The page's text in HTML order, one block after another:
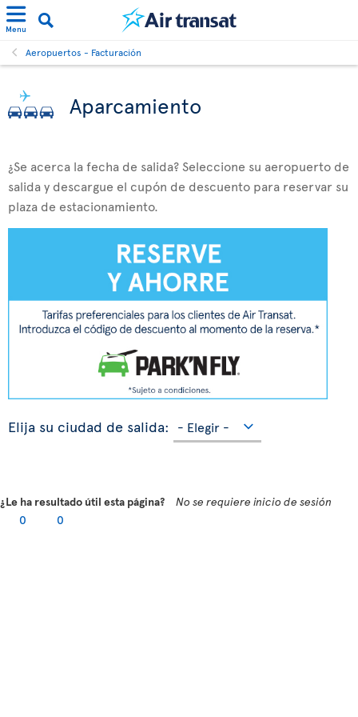
Menu
Aeropuertos - Facturación
Aparcamiento
¿Se acerca la fecha de salida? Seleccione su aeropuerto de
salida y descargue el cupón de descuento para reservar su
plaza de estacionamiento.
Elija su ciudad de salida:
¿Le ha resultado útil esta página?
No se requiere inicio de sesión
0
0